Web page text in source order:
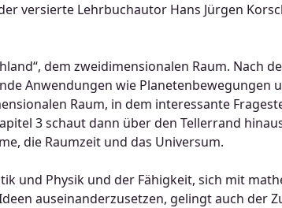
versierte Lehrbuchautor Hans Jürgen
dem zweidimensionalen Raum. Nach
Anwendungen wie Planetenbewegungen
Raum, in dem interessante
3 schaut dann über den Tellerrand
die Raumzeit und das Universum.
und Physik und der Fähigkeit, sich mit
auseinanderzusetzen, gelingt auch der